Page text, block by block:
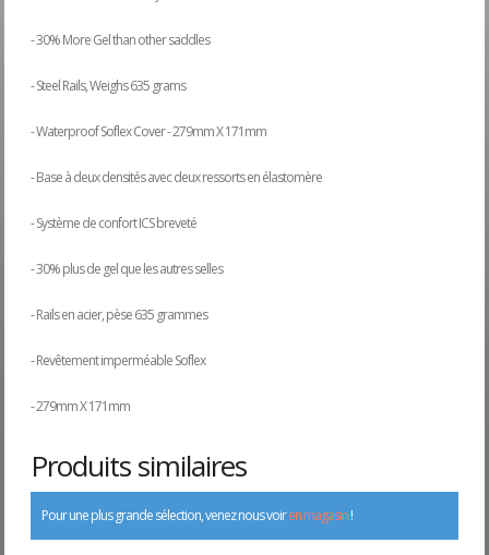
- 30% More Gel than other saddles
- Steel Rails, Weighs 635 grams
- Waterproof Soflex Cover - 279mm X 171mm
- Base à deux densités avec deux ressorts en élastomère
- Système de confort ICS breveté
- 30% plus de gel que les autres selles
- Rails en acier, pèse 635 grammes
- Revêtement imperméable Soflex
- 279mm X 171mm
Produits similaires
Pour une plus grande sélection, venez nous voiren magasin!